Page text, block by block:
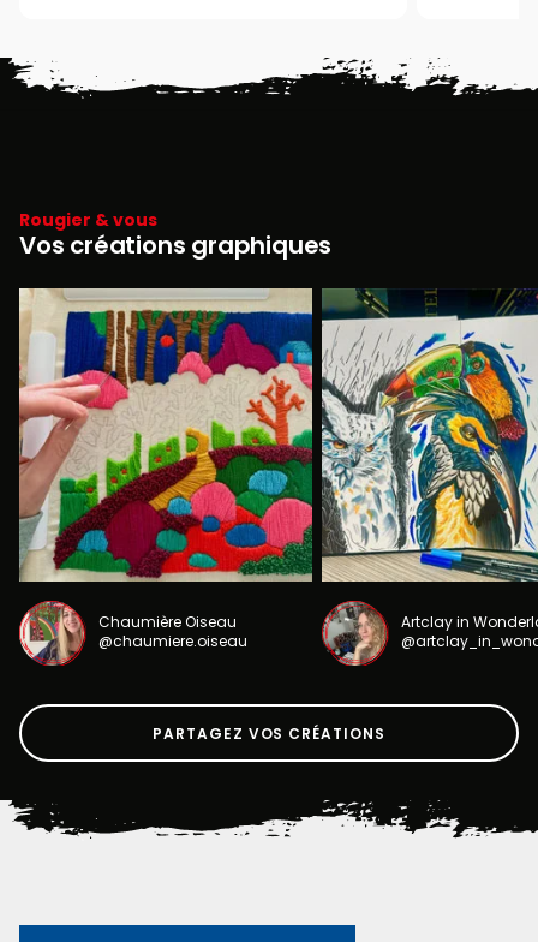
Rougier & vous
Vos créations graphiques
Chaumière Oiseau
@chaumiere.oiseau
Artclay in
PARTAGEZ VOS CRÉATIONS